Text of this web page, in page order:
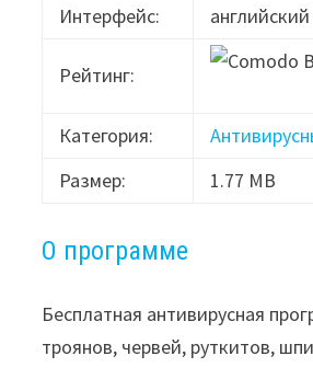
Интерфейс:
английский
Рейтинг:
Категория:
Размер:
1.77 MB
О программе
Бесплатная антивирусная
троянов, червей, руткитов,